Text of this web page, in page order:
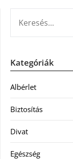
Kategóriák
Albérlet
Biztosítás
Divat
Egészség